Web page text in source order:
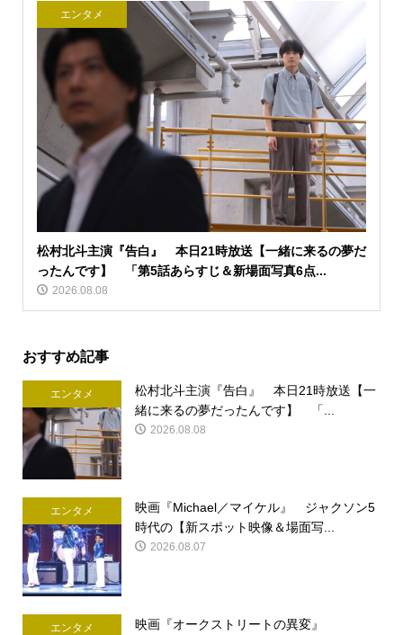
エンタメ
松村北斗主演『告白』 本日21時放送【一緒に来るの夢だ
ったんです】 「第5話あらすじ＆新場面写真6点...
2026.08.08
おすすめ記事
エンタメ
松村北斗主演『告白』 本日21時放送【一
緒に来るの夢だったんです】 「...
2026.08.08
エンタメ
映画『Michael／マイケル』 ジャクソン5
時代の【新スポット映像＆場面写...
2026.08.07
エンタメ
映画『オークストリートの異変』